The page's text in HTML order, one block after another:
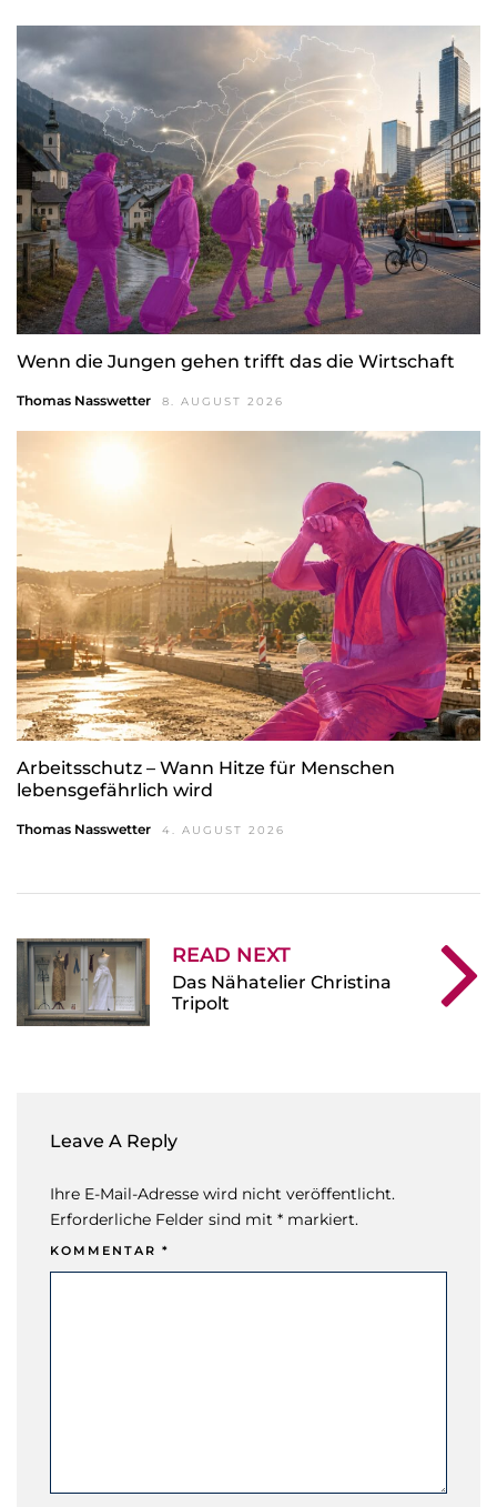
Wenn die Jungen gehen trifft das die Wirtschaft
Thomas Nasswetter 8. AUGUST 2026
Arbeitsschutz – Wann Hitze für Menschen
lebensgefährlich wird
Thomas Nasswetter 4. AUGUST 2026
READ NEXT
Das Nähatelier Christina
Tripolt
Leave A Reply
Ihre E-Mail-Adresse wird nicht veröffentlicht.
Erforderliche Felder sind mit * markiert.
KOMMENTAR *